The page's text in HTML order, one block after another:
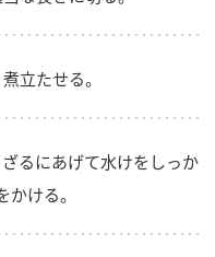
立たせる。
るにあげて水けをしっか
かける。